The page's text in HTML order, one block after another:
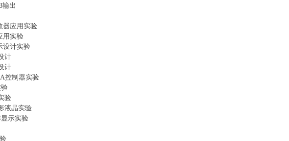
输出
器应用实验
用实验
设计实验
计
计
控制器实验
验
液晶实验
显示实验